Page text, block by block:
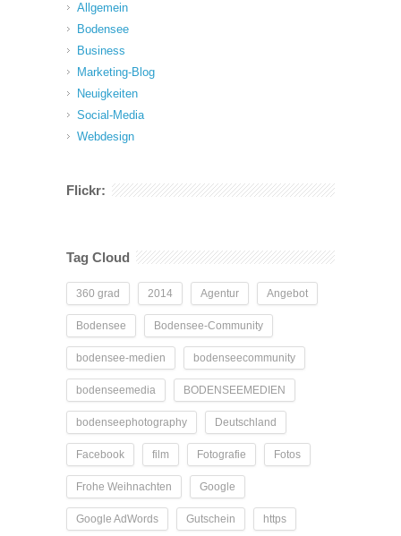
Allgemein
Bodensee
Business
Marketing-Blog
Neuigkeiten
Social-Media
Webdesign
Flickr:
Tag Cloud
360 grad 2014 Agentur Angebot
Bodensee Bodensee-Community
bodensee-medien bodenseecommunity
bodenseemedia BODENSEEMEDIEN
bodenseephotography Deutschland
Facebook film Fotografie Fotos
Frohe Weihnachten Google
Google AdWords Gutschein https